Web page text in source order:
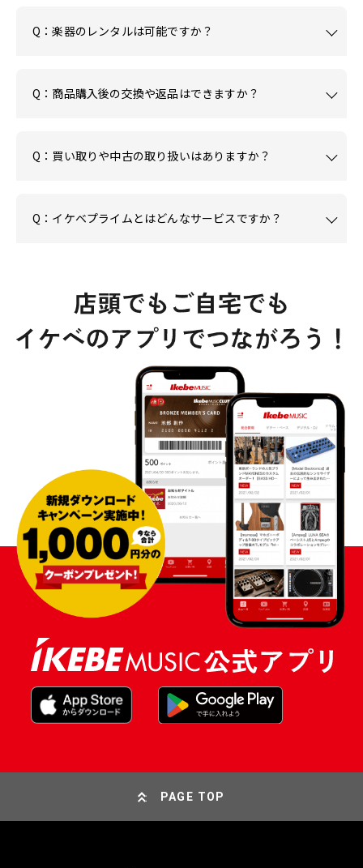
Q：楽器のレンタルは可能ですか？
Q：商品購入後の交換や返品はできますか？
Q：買い取りや中古の取り扱いはありますか？
Q：イケベプライムとはどんなサービスですか？
PAGE TOP